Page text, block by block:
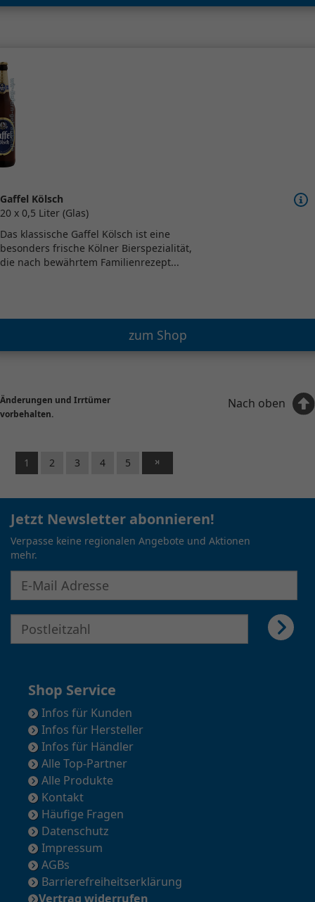
Gaffel Kölsch
20 x 0,5 Liter (Glas)
Das klassische Gaffel Kölsch ist eine
besonders frische Kölner Bierspezialität,
die nach bewährtem Familienrezept...
zum Shop
Änderungen und Irrtümer
vorbehalten.
Nach oben
1 2 3 4 5
Jetzt Newsletter abonnieren!
Verpasse keine regionalen Angebote und Aktionen
mehr.
Shop Service
Infos für Kunden
Infos für Hersteller
Infos für Händler
Alle Top-Partner
Alle Produkte
Kontakt
Häufige Fragen
Datenschutz
Impressum
AGBs
Barrierefreiheitserklärung
Vertrag widerrufen